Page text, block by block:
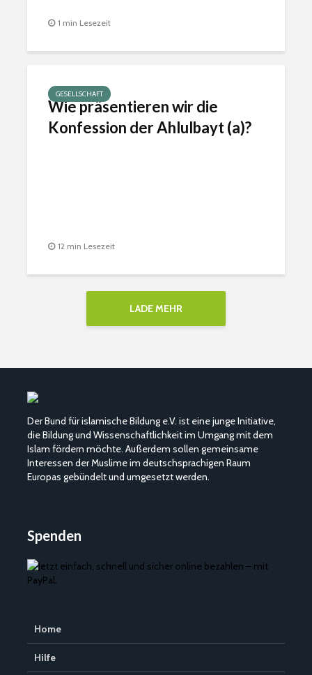
1 min Lesezeit
GESELLSCHAFT
Wie präsentieren wir die
Konfession der Ahlulbayt (a)?
12 min Lesezeit
LADE MEHR
Der Bund für islamische Bildung e.V. ist eine junge Initiative,
die Bildung und Wissenschaftlichkeit im Umgang mit dem
Islam fördern möchte. Außerdem sollen gemeinsame
Interessen der Muslime im deutschsprachigen Raum
Europas gebündelt und umgesetzt werden.
Spenden
Home
Hilfe